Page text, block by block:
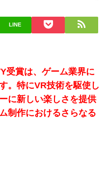
LINE
受賞は、ゲーム業界に
。特にVR技術を駆使し
に新しい楽しさを提供
制作におけるさらなる